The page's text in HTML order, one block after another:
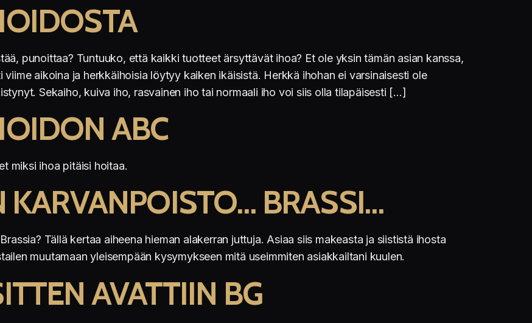
punoittaa? Tuntuuko, että kaikki tuotteet ärsyttävät ihoa? Et ole yksin tämän asian kanssa,
aikoina ja herkkäihoisia löytyy kaiken ikäisistä. Herkkä ihohan ei varsinaisesti ole
Sekaiho, kuiva iho, rasvainen iho tai normaali iho voi siis olla tilapäisesti […]
ABC
miksi ihoa pitäisi hoitaa.
KARVANPOISTO… BRASSI…
Tällä kertaa aiheena hieman alakerran juttuja. Asiaa siis makeasta ja siististä ihosta
muutamaan yleisempään kysymykseen mitä useimmiten asiakkailtani kuulen.
AVATTIIN BG